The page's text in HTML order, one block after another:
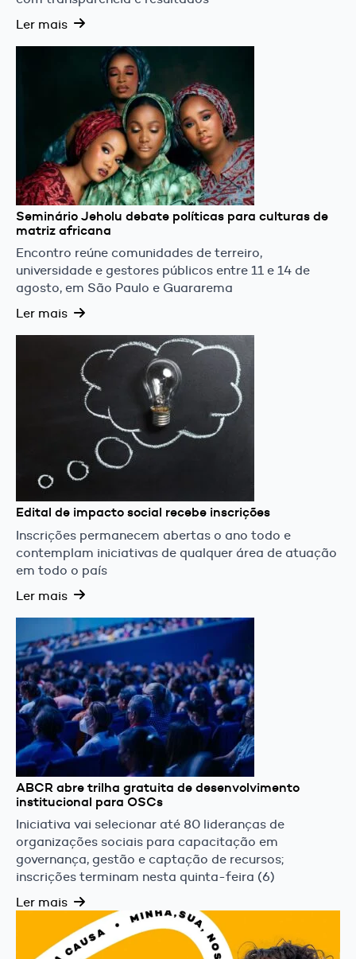
Ler mais
Seminário Jeholu debate políticas para culturas de
matriz africana
Encontro reúne comunidades de terreiro,
universidade e gestores públicos entre 11 e 14 de
agosto, em São Paulo e Guararema
Ler mais
Edital de impacto social recebe inscrições
Inscrições permanecem abertas o ano todo e
contemplam iniciativas de qualquer área de atuação
em todo o país
Ler mais
ABCR abre trilha gratuita de desenvolvimento
institucional para OSCs
Iniciativa vai selecionar até 80 lideranças de
organizações sociais para capacitação em
governança, gestão e captação de recursos;
inscrições terminam nesta quinta-feira (6)
Ler mais